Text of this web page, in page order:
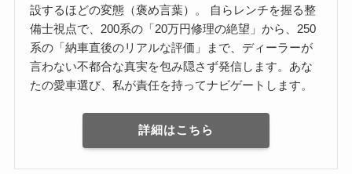
設するほどの変態（褒め言葉）。 自らレンチを握る整
備士視点で、200系の「20万円修理の絶望」から、250
系の「納車直後のリアルな評価」まで、ディーラーが
言わない不都合な真実を包み隠さず発信します。あな
たの愛車選び、私が責任を持ってナビゲートします。
詳細はこちら